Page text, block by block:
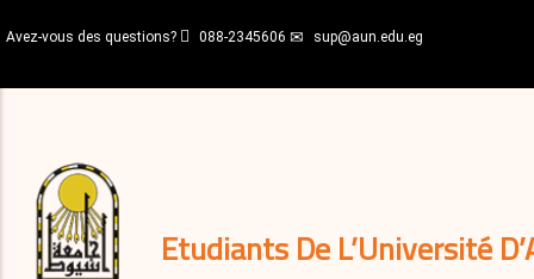
au
principal
Avez-vous des questions? 088-2345606 sup@aun.edu.eg
Etudiants De L’Université
décisions
Expatriés
Journal